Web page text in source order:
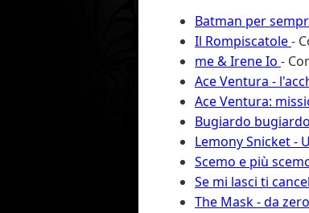
Batman per
Il Rompiscatole-
me & Irene Io -
Ace Ventura -
Ace Ventura:
Bugiardo bugiardo
Lemony Snicket -
Scemo e più
Se mi lasci ti
The Mask - da